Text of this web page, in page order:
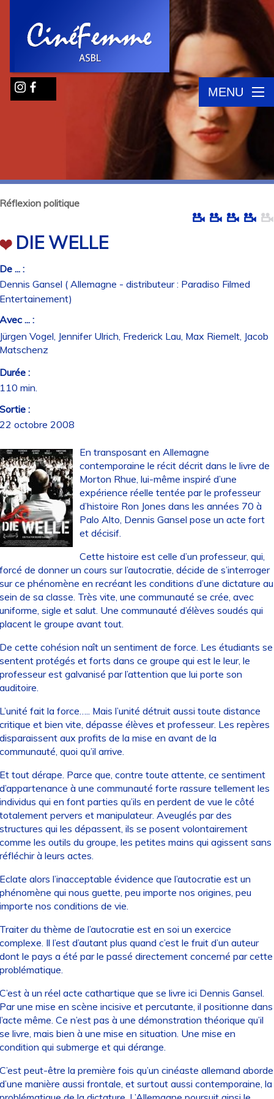
MENU
politique
DIE WELLE
... :
Gansel ( Allemagne - distributeur : Paradiso Filmed
... :
Vogel, Jennifer Ulrich, Frederick Lau, Max Riemelt, Jacob
:
min.
:
octobre 2008
En transposant en Allemagne
contemporaine le récit décrit dans le livre de
Morton Rhue, lui-même inspiré d’une
expérience réelle tentée par le professeur
d’histoire Ron Jones dans les années 70 à
Palo Alto, Dennis Gansel pose un acte fort
et décisif.
Cette histoire est celle d’un professeur, qui,
de donner un cours sur l’autocratie, décide de s’interroger
ce phénomène en recréant les conditions d’une dictature au
de sa classe. Très vite, une communauté se crée, avec
sigle et salut. Une communauté d’élèves soudés qui
le groupe avant tout.
cette cohésion naît un sentiment de force. Les étudiants se
protégés et forts dans ce groupe qui est le leur, le
est galvanisé par l’attention que lui porte son
fait la force….. Mais l’unité détruit aussi toute distance
et bien vite, dépasse élèves et professeur. Les repères
aux profits de la mise en avant de la
quoi qu’il arrive.
tout dérape. Parce que, contre toute attente, ce sentiment
à une communauté forte rassure tellement les
qui en font parties qu’ils en perdent de vue le côté
pervers et manipulateur. Aveuglés par des
qui les dépassent, ils se posent volontairement
les outils du groupe, les petites mains qui agissent sans
à leurs actes.
alors l’inacceptable évidence que l’autocratie est un
qui nous guette, peu importe nos origines, peu
nos conditions de vie.
du thème de l’autocratie est en soi un exercice
Il l’est d’autant plus quand c’est le fruit d’un auteur
le pays a été par le passé directement concerné par cette
à un réel acte cathartique que se livre ici Dennis Gansel.
une mise en scène incisive et percutante, il positionne dans
même. Ce n’est pas à une démonstration théorique qu’il
livre, mais bien à une mise en situation. Une mise en
qui submerge et qui dérange.
peut-être la première fois qu’un cinéaste allemand aborde
manière aussi frontale, et surtout aussi contemporaine, la